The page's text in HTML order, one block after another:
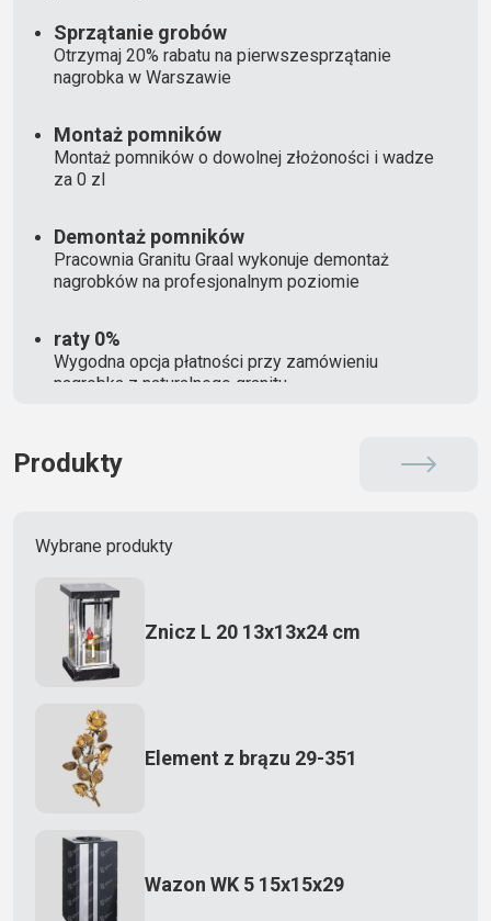
Sprzątanie grobów
Otrzymaj 20% rabatu na pierwszesprzątanie
nagrobka w Warszawie
Montaż pomników
Montaż pomników o dowolnej złożoności i wadze
za 0 zl
Demontaż pomników
Pracownia Granitu Graal wykonuje demontaż
nagrobków na profesjonalnym poziomie
raty 0%
Wygodna opcja płatności przy zamówieniu
nagrobka z naturalnego granitu
Produkty
Wybrane produkty
Znicz L 20 13x13x24 cm
Element z brązu 29-351
Wazon WK 5 15x15x29